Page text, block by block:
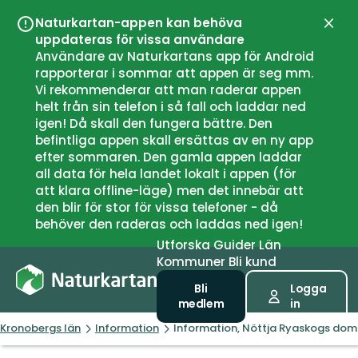
Naturkartan-appen kan behöva
uppdateras för vissa användare
Användare av Naturkartans app för Android
rapporterar i sommar att appen är seg mm.
Vi rekommenderar att man raderar appen
helt från sin telefon i så fall och laddar ned
igen! Då skall den fungera bättre. Den
befintliga appen skall ersättas av en ny app
efter sommaren. Den gamla appen laddar
all data för hela landet lokalt i appen (för
att klara offline-läge) men det innebär att
den blir för stor för vissa telefoner - då
behöver den raderas och laddas ned igen!
UtforskaGuiderLän
Kommuner Bli kund
Bli
medlem
Logga
in
Kronobergs län Information Information, Nöttja Ryaskogs